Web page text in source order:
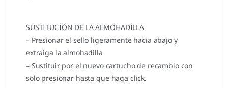
SUSTITUCIÓN DE LA ALMOHADILLA
– Presionar el sello ligeramente hacia abajo y
extraiga la almohadilla
– Sustituir por el nuevo cartucho de recambio con
solo presionar hasta que haga click.